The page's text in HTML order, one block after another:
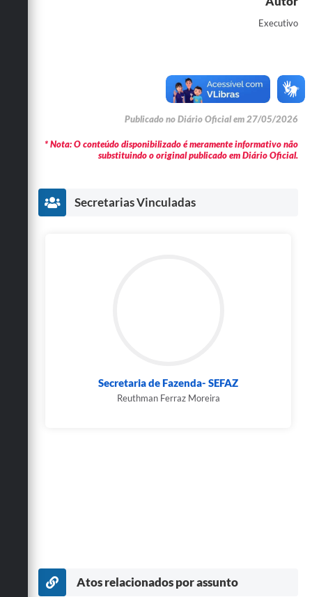
Executivo
Publicado no Diário Oficial em 27/05/2026
* Nota: O conteúdo disponibilizado é meramente informativo não
substituindo o original publicado em Diário Oficial.
Secretarias Vinculadas
Secretaria de Fazenda- SEFAZ
Reuthman Ferraz Moreira
Atos relacionados por assunto